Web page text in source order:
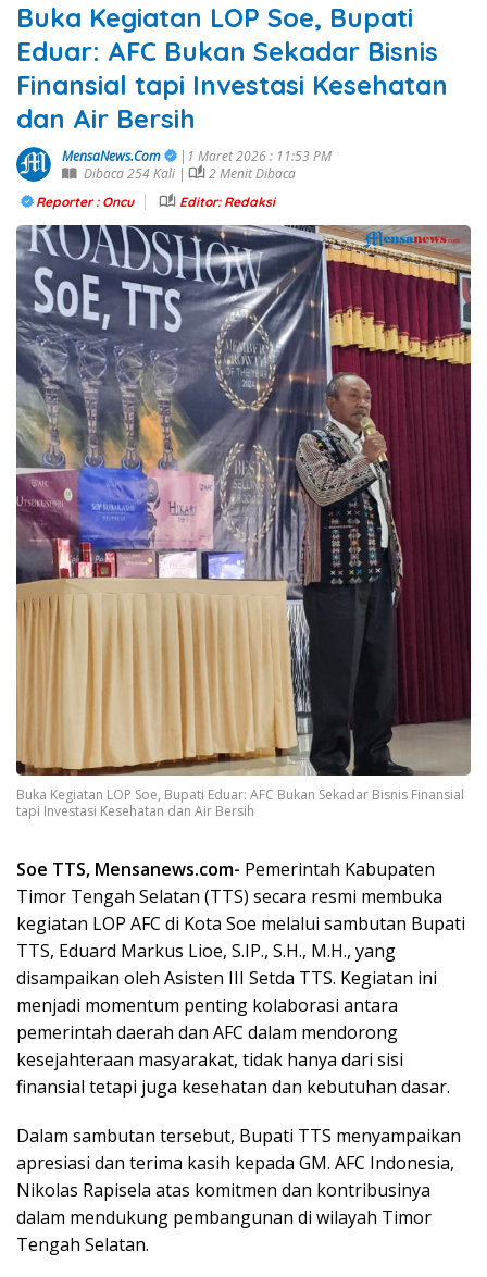
Buka Kegiatan LOP Soe, Bupati
Eduar: AFC Bukan Sekadar Bisnis
Finansial tapi Investasi Kesehatan
dan Air Bersih
MensaNews.Com
|1 Maret 2026 : 11:53 PM
Dibaca 254 Kali |
2 Menit Dibaca
Reporter : Oncu Editor: Redaksi
Buka Kegiatan LOP Soe, Bupati Eduar: AFC Bukan Sekadar Bisnis Finansial
tapi Investasi Kesehatan dan Air Bersih
Soe TTS, Mensanews.com- Pemerintah Kabupaten
Timor Tengah Selatan (TTS) secara resmi membuka
kegiatan LOP AFC di Kota Soe melalui sambutan Bupati
TTS, Eduard Markus Lioe, S.IP., S.H., M.H., yang
disampaikan oleh Asisten III Setda TTS. Kegiatan ini
menjadi momentum penting kolaborasi antara
pemerintah daerah dan AFC dalam mendorong
kesejahteraan masyarakat, tidak hanya dari sisi
finansial tetapi juga kesehatan dan kebutuhan dasar.
Dalam sambutan tersebut, Bupati TTS menyampaikan
apresiasi dan terima kasih kepada GM. AFC Indonesia,
Nikolas Rapisela atas komitmen dan kontribusinya
dalam mendukung pembangunan di wilayah Timor
Tengah Selatan.